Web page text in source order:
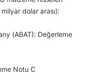
dolar arası):
(ABAT): Değerleme
Notu C